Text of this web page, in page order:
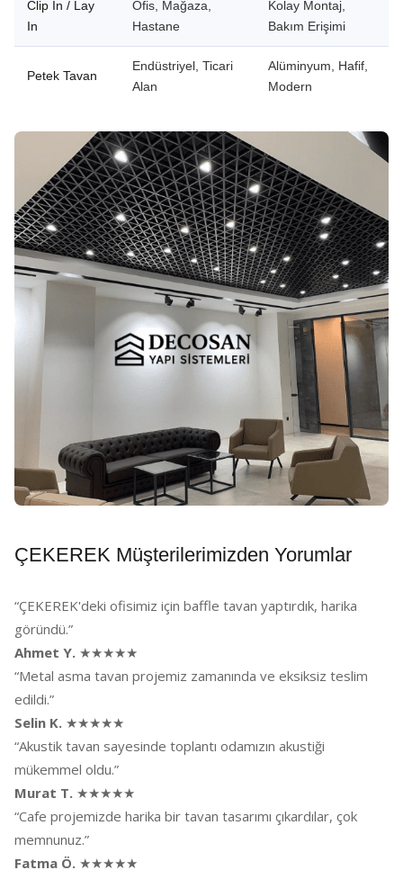
Clip In / Lay
In
Ofis, Mağaza,
Hastane
Kolay Montaj,
Bakım Erişimi
Petek Tavan
Endüstriyel, Ticari
Alan
Alüminyum, Hafif,
Modern
ÇEKEREK Müşterilerimizden Yorumlar
“ÇEKEREK'deki ofisimiz için baffle tavan yaptırdık, harika
göründü.”
Ahmet Y. ★★★★★
“Metal asma tavan projemiz zamanında ve eksiksiz teslim
edildi.”
Selin K. ★★★★★
“Akustik tavan sayesinde toplantı odamızın akustiği
mükemmel oldu.”
Murat T. ★★★★★
“Cafe projemizde harika bir tavan tasarımı çıkardılar, çok
memnunuz.”
Fatma Ö. ★★★★★